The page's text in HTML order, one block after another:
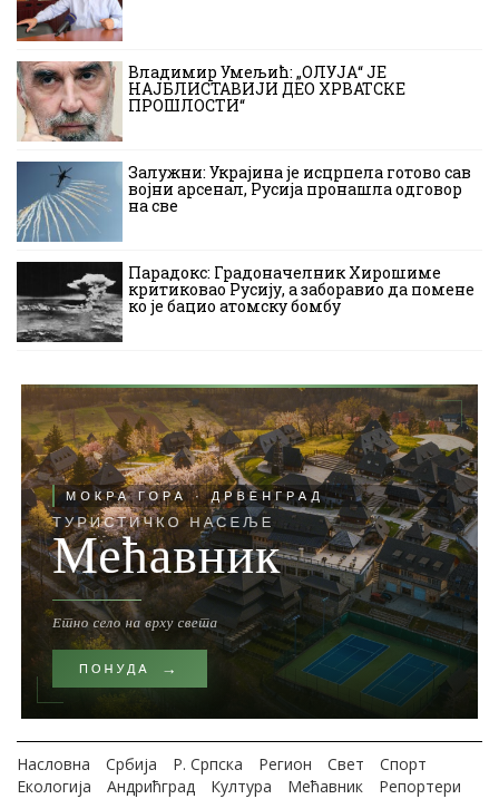
Владимир Умељић: „ОЛУЈА“ ЈЕ
НАЈБЛИСТАВИЈИ ДЕО ХРВАТСКЕ
ПРОШЛОСТИ“
Залужни: Украјина је исцрпела готово сав
војни арсенал, Русија пронашла одговор
на све
Парадокс: Градоначелник Хирошиме
критиковао Русију, а заборавио да помене
ко је бацио атомску бомбу
Насловна Србија Р. Српска Регион Свет
Спорт
Екологија
Андрићград Култура Мећавник Репортери